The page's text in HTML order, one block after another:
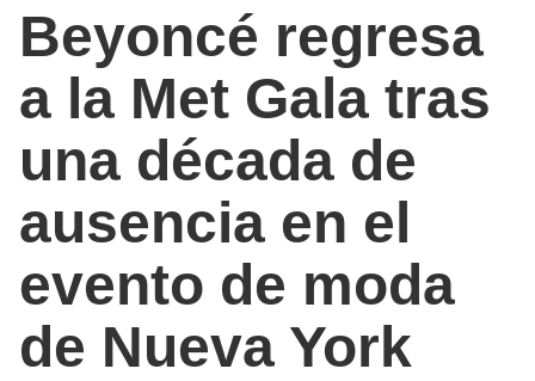
Beyoncé regresa
a la Met Gala tras
una década de
ausencia en el
evento de moda
de Nueva York